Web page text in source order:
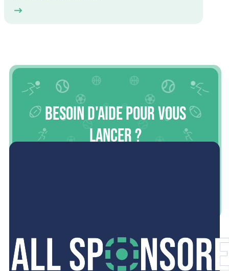
Besoin d'aide pour vous
lancer ?